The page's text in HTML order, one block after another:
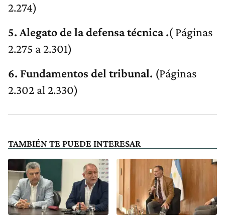
2.274)
5. Alegato de la defensa técnica .( Páginas
2.275 a 2.301)
6. Fundamentos del tribunal. (Páginas
2.302 al 2.330)
TAMBIÉN TE PUEDE INTERESAR